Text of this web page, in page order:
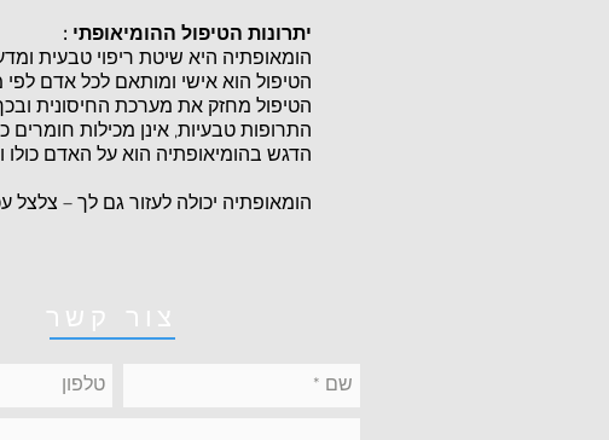
יתרונות הטיפול ההומיאופתי :
הומאופתיה היא שיטת ריפוי טבעית
הטיפול הוא אישי ומותאם לכל אדם לפי
הטיפול מחזק את מערכת החיסונית
התרופות טבעיות, אינן מכילות חומרים
הדגש בהומיאופתיה הוא על האדם
הומאופתיה יכולה לעזור גם לך – צלצל
צור קשר